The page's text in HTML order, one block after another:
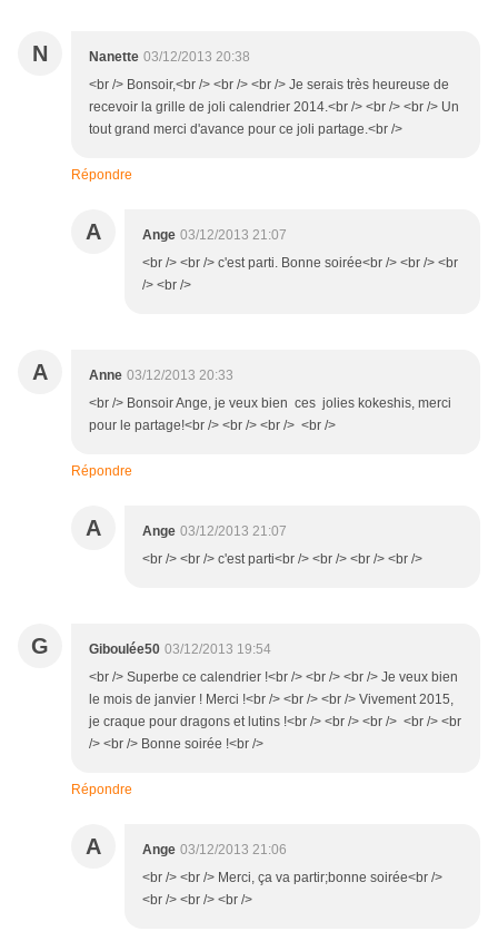
N Nanette 03/12/2013 20:38
<br /> Bonsoir,<br /> <br /> <br /> Je serais très heureuse de
recevoir la grille de joli calendrier 2014.<br /> <br /> <br /> Un
tout grand merci d'avance pour ce joli partage.<br />
Répondre
A Ange 03/12/2013 21:07
<br /> <br /> c'est parti. Bonne soirée<br /> <br /> <br
/> <br />
A Anne 03/12/2013 20:33
<br /> Bonsoir Ange, je veux bien ces jolies kokeshis, merci
pour le partage!<br /> <br /> <br /> <br />
Répondre
A Ange 03/12/2013 21:07
<br /> <br /> c'est parti<br /> <br /> <br /> <br />
G Giboulée50 03/12/2013 19:54
<br /> Superbe ce calendrier !<br /> <br /> <br /> Je veux bien
le mois de janvier ! Merci !<br /> <br /> <br /> Vivement 2015,
je craque pour dragons et lutins !<br /> <br /> <br /> <br /> <br
/> <br /> Bonne soirée !<br />
Répondre
A Ange 03/12/2013 21:06
<br /> <br /> Merci, ça va partir;bonne soirée<br />
<br /> <br /> <br />